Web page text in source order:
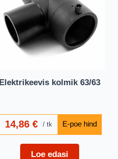
Elektrikeevis kolmik 63/63
14,86 € tk
Loe edasi